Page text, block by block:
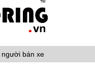
người bán xe